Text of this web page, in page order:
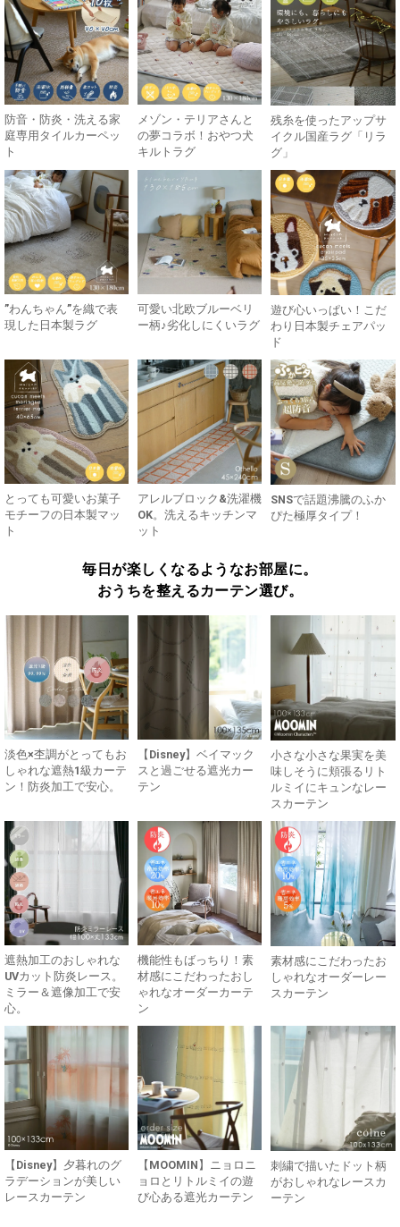
防音・防炎・洗える家
庭専用タイルカーペッ
ト
メゾン・テリアさんと
の夢コラボ！おやつ犬
キルトラグ
残糸を使ったアップサ
イクル国産ラグ「リラ
グ」
”わんちゃん”を織で表
現した日本製ラグ
可愛い北欧ブルーベリ
ー柄♪劣化しにくいラグ
遊び心いっぱい！こだ
わり日本製チェアパッ
ド
とっても可愛いお菓子
モチーフの日本製マッ
ト
アレルブロック&洗濯機
OK。洗えるキッチンマ
ット
SNSで話題沸騰のふか
ぴた極厚タイプ！
毎日が楽しくなるようなお部屋に。
おうちを整えるカーテン選び。
淡色×杢調がとってもお
しゃれな遮熱1級カーテ
ン！防炎加工で安心。
【Disney】ベイマック
スと過ごせる遮光カー
テン
小さな小さな果実を美
味しそうに頬張るリト
ルミイにキュンなレー
スカーテン
遮熱加工のおしゃれな
UVカット防炎レース。
ミラー＆遮像加工で安
心。
機能性もばっちり！素
材感にこだわったおし
ゃれなオーダーカーテ
ン
素材感にこだわったお
しゃれなオーダーレー
スカーテン
【Disney】夕暮れのグ
ラデーションが美しい
レースカーテン
【MOOMIN】ニョロニ
ョロとリトルミイの遊
び心ある遮光カーテン
刺繍で描いたドット柄
がおしゃれなレースカ
ーテン